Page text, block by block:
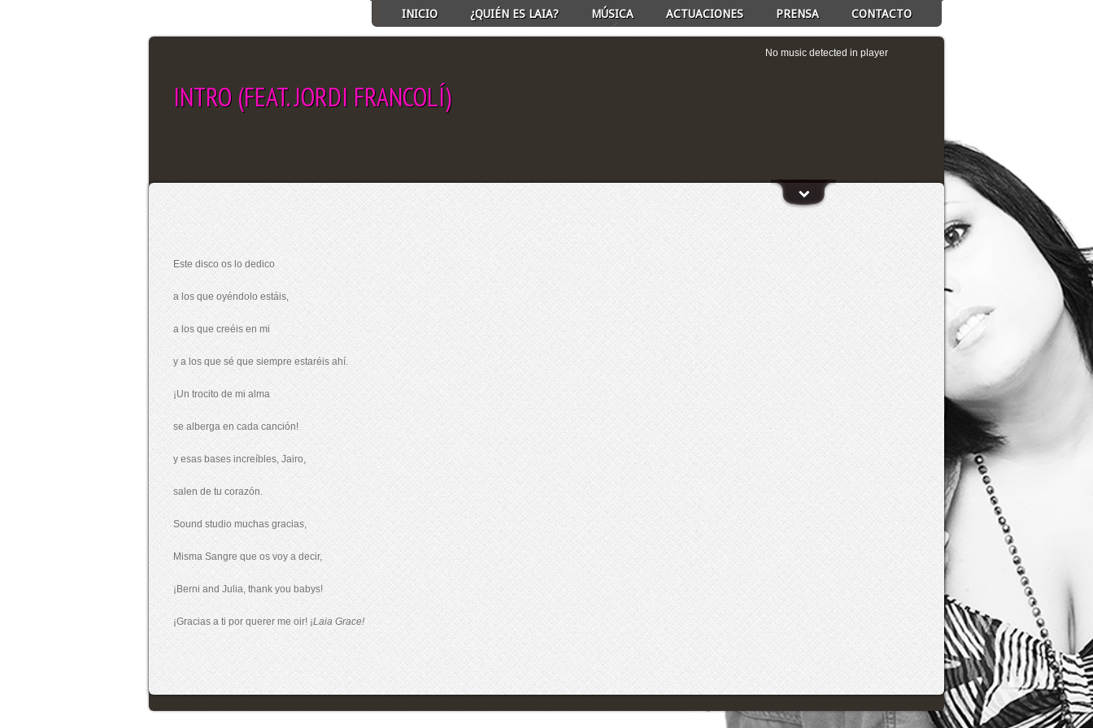
INICIO ¿QUIÉN ES LAIA? MÚSICA ACTUACIONES PRENSA CONTACTO
INTRO (FEAT. JORDI FRANCOLÍ)
SELECT ALBUM TO PLAY
No music detected in player
Este disco os lo dedico
a los que oyéndolo estáis,
a los que creéis en mi
y a los que sé que siempre estaréis ahí.
¡Un trocito de mi alma
se alberga en cada canción!
y esas bases increíbles, Jairo,
salen de tu corazón.
Sound studio muchas gracias,
Misma Sangre que os voy a decir,
¡Berni and Julia, thank you babys!
¡Gracias a ti por querer me oir! ¡Laia Grace!